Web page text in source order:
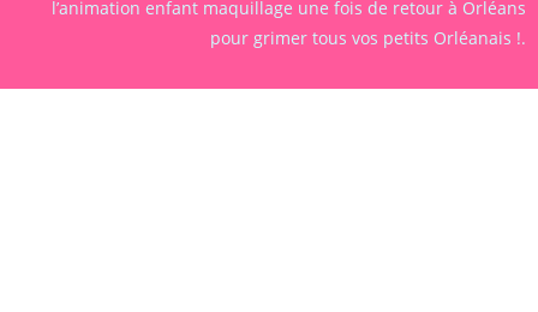
l’animation enfant maquillage une fois de retour à Orléans
pour grimer tous vos petits Orléanais !.